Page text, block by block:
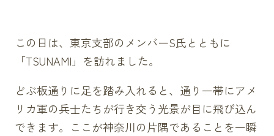
この日は、東京支部のメンバーS氏とともに
「TSUNAMI」を訪れました。
どぶ板通りに足を踏み入れると、通り一帯にアメ
リカ軍の兵士たちが行き交う光景が目に飛び込ん
できます。ここが神奈川の片隅であることを一瞬